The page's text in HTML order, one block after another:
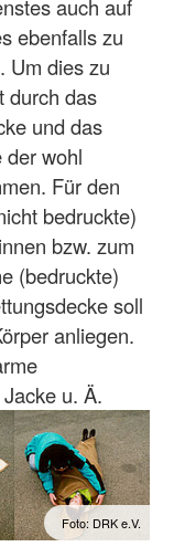
auch auf
ebenfalls zu
Um dies zu
durch das
und das
der wohl
Für den
bedruckte)
bzw. zum
(bedruckte)
soll
anliegen.
u. Ä.
Foto: DRK e.V.